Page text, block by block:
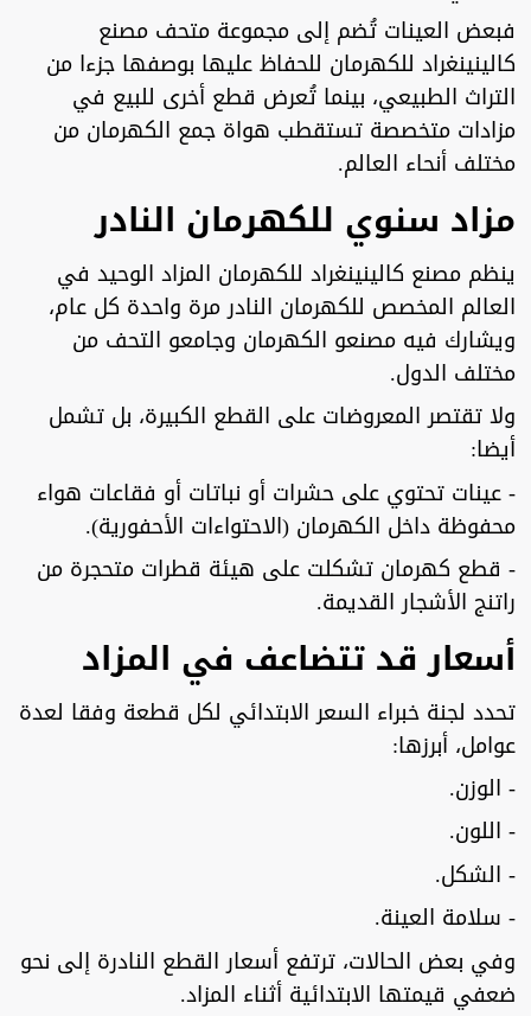
فبعض العينات تُضم إلى مجموعة متحف مصنع
كالينينغراد للكهرمان للحفاظ عليها بوصفها جزءا من
التراث الطبيعي، بينما تُعرض قطع أخرى للبيع في
مزادات متخصصة تستقطب هواة جمع الكهرمان من
مختلف أنحاء العالم.
مزاد سنوي للكهرمان النادر
ينظم مصنع كالينينغراد للكهرمان المزاد الوحيد في
العالم المخصص للكهرمان النادر مرة واحدة كل عام،
ويشارك فيه مصنعو الكهرمان وجامعو التحف من
مختلف الدول.
ولا تقتصر المعروضات على القطع الكبيرة، بل تشمل
أيضا:
- عينات تحتوي على حشرات أو نباتات أو فقاعات هواء
محفوظة داخل الكهرمان (الاحتواءات الأحفورية).
- قطع كهرمان تشكلت على هيئة قطرات متحجرة من
راتنج الأشجار القديمة.
أسعار قد تتضاعف في المزاد
تحدد لجنة خبراء السعر الابتدائي لكل قطعة وفقا لعدة
عوامل، أبرزها:
- الوزن.
- اللون.
- الشكل.
- سلامة العينة.
وفي بعض الحالات، ترتفع أسعار القطع النادرة إلى نحو
ضعفي قيمتها الابتدائية أثناء المزاد.